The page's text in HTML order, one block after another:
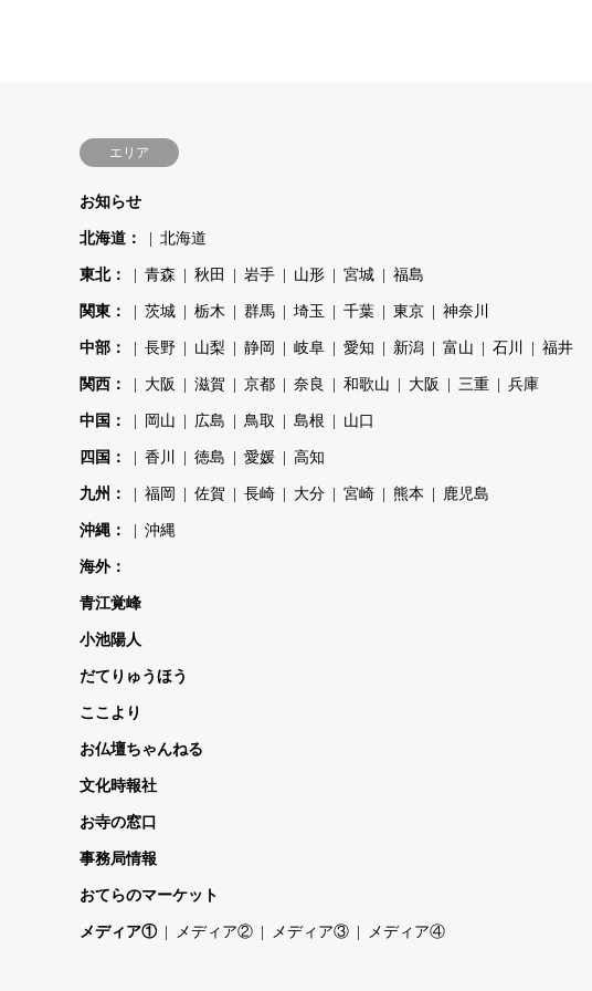
エリア
お知らせ
北海道： 北海道
東北： 青森 秋田 岩手 山形 宮城 福島
関東： 茨城 栃木 群馬 埼玉 千葉 東京 神奈川
中部： 長野 山梨 静岡 岐阜 愛知 新潟 富山 石川 福井
関西： 大阪 滋賀 京都 奈良 和歌山 大阪 三重 兵庫
中国： 岡山 広島 鳥取 島根 山口
四国： 香川 徳島 愛媛 高知
九州： 福岡 佐賀 長崎 大分 宮崎 熊本 鹿児島
沖縄： 沖縄
海外：
青江覚峰
小池陽人
だてりゅうほう
ここより
お仏壇ちゃんねる
文化時報社
お寺の窓口
事務局情報
おてらのマーケット
メディア① メディア② メディア③ メディア④